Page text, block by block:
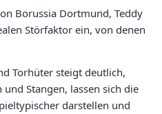
Borussia Dortmund, Teddy
Störfaktor ein, von denen
Torhüter steigt deutlich,
Stangen, lassen sich die
darstellen und